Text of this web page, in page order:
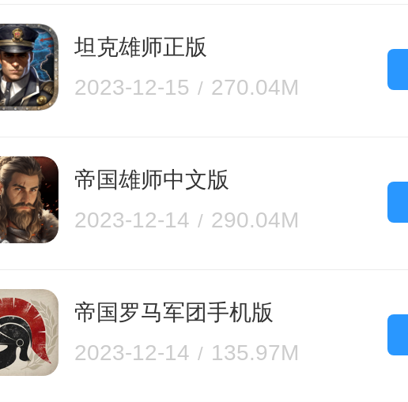
坦克雄师正版
2023-12-15
270.04M
帝国雄师中文版
2023-12-14
290.04M
帝国罗马军团手机版
2023-12-14
135.97M